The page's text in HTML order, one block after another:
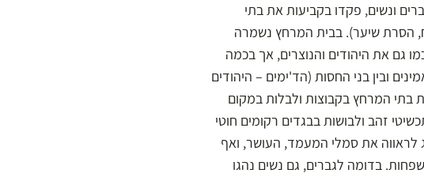
ונשים, פקדו בקביעות את בתי
הסרת שיער). בבית המרחץ נשמרה
גם את היהודים והנוצרים, אך בכמה
ובין בני החסות (הד'ימים – היהודים
בתי המרחץ בקבוצות ולבלות במקום
זהב ולבושות בבגדים רקומים חוטי
את סמלי המעמד, העושר, ואף
בדומה לגברים, גם נשים נהגו